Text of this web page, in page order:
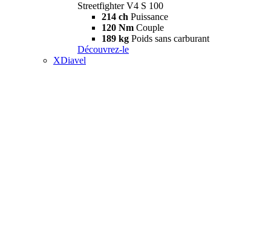
Streetfighter V4 S 100
214 ch Puissance
120 Nm Couple
189 kg Poids sans carburant
Découvrez-le
XDiavel